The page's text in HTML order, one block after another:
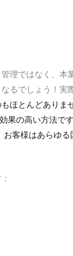
理ではなく、本
るでしょう！実際
ほとんどありま
果の高い方法で
お客様はあらゆる